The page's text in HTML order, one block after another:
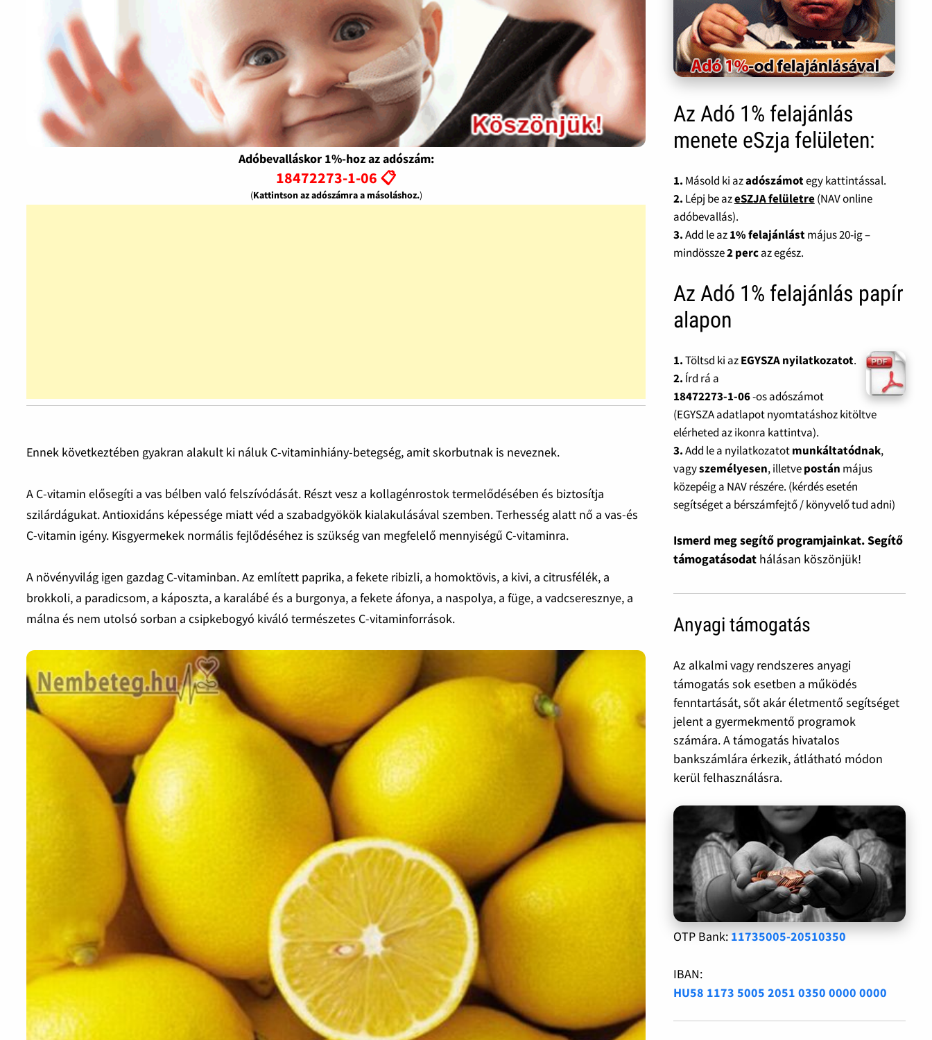
Adóbevalláskor 1%-hoz az adószám:
18472273-1-06 📋
(Kattintson az adószámra a másoláshoz.)
Ennek következtében gyakran alakult ki náluk C-vitaminhiány-betegség, amit skorbutnak is neveznek.
A C-vitamin elősegíti a vas bélben való felszívódását. Részt vesz a kollagénrostok termelődésében és biztosítja
szilárdágukat. Antioxidáns képessége miatt véd a szabadgyökök kialakulásával szemben. Terhesség alatt nő a vas-és
C-vitamin igény. Kisgyermekek normális fejlődéséhez is szükség van megfelelő mennyiségű C-vitaminra.
A növényvilág igen gazdag C-vitaminban. Az említett paprika, a fekete ribizli, a homoktövis, a kivi, a citrusfélék, a
brokkoli, a paradicsom, a káposzta, a karalábé és a burgonya, a fekete áfonya, a naspolya, a füge, a vadcseresznye, a
málna és nem utolsó sorban a csipkebogyó kiváló természetes C-vitaminforrások.
Az Adó 1% felajánlás
menete eSzja felületen:
1. Másold ki azadószámotegy kattintással.
2. Lépj be azeSZJA felületre(NAV online
adóbevallás).
3.Add le az1% felajánlástmájus 20-ig –
mindössze2 percaz egész.
Az Adó 1% felajánlás papír
alapon
1.Töltsd ki azEGYSZA nyilatkozatot.
2. Írd rá a
18472273-1-06-os adószámot
(EGYSZA adatlapot nyomtatáshoz kitöltve
elérheted az ikonra kattintva).
3.Add le a nyilatkozatotmunkáltatódnak,
vagyszemélyesen, illetvepostán május
közepéig a NAV részére. (kérdés esetén
segítséget a bérszámfejtő / könyvelő tud adni)
Ismerd meg segítő programjainkat. Segítő
támogatásodat hálásan köszönjük!
Anyagi támogatás
Az alkalmi vagy rendszeres anyagi
támogatás sok esetben a működés
fenntartását, sőt akár életmentő segítséget
jelent a gyermekmentő programok
számára. A támogatás hivatalos
bankszámlára érkezik, átlátható módon
kerül felhasználásra.
OTP Bank: 11735005-20510350
IBAN:
HU58 1173 5005 2051 0350 0000 0000